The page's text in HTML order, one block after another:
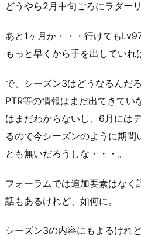
どうやら2月中旬ごろにラダー
あと1ヶ月か・・・行けても
もっと早くから手を出していれ
で、シーズン3はどうなるんだろ
PTR等の情報はまだ出てきてい
はまだわからないし、6月には
るので今シーズンのように期間
とも無いだろうしな・・・。
フォーラムでは追加要素はなく
話もあるけれど、如何に。
シーズン3の内容にもよるけれ